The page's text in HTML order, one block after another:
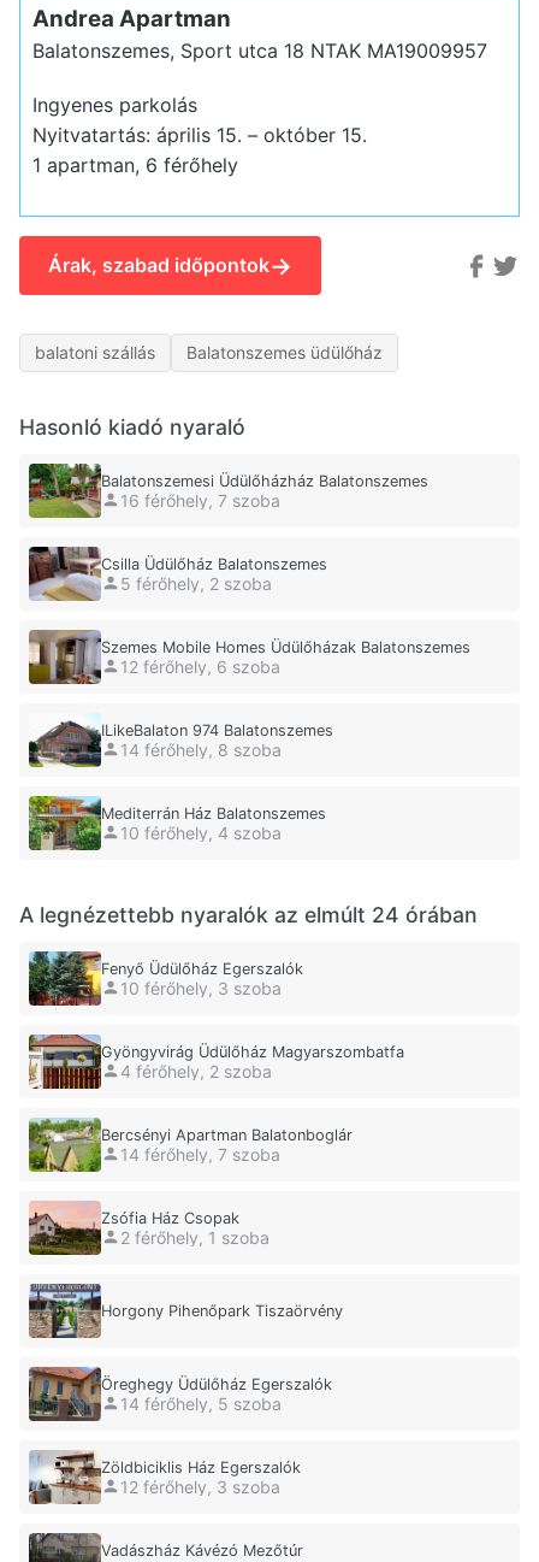
Andrea Apartman
Balatonszemes, Sport utca 18 NTAK MA19009957
Ingyenes parkolás
Nyitvatartás: április 15. – október 15.
1 apartman, 6 férőhely
Árak, szabad időpontok→
balatoni szállás Balatonszemes üdülőház
Hasonló kiadó nyaraló
Balatonszemesi Üdülőházház Balatonszemes
16 férőhely, 7 szoba
Csilla Üdülőház Balatonszemes
5 férőhely, 2 szoba
Szemes Mobile Homes Üdülőházak Balatonszemes
12 férőhely, 6 szoba
ILikeBalaton 974 Balatonszemes
14 férőhely, 8 szoba
Mediterrán Ház Balatonszemes
10 férőhely, 4 szoba
A legnézettebb nyaralók az elmúlt 24 órában
Fenyő Üdülőház Egerszalók
10 férőhely, 3 szoba
Gyöngyvirág Üdülőház Magyarszombatfa
4 férőhely, 2 szoba
Bercsényi Apartman Balatonboglár
14 férőhely, 7 szoba
Zsófia Ház Csopak
2 férőhely, 1 szoba
Horgony Pihenőpark Tiszaörvény
Öreghegy Üdülőház Egerszalók
14 férőhely, 5 szoba
Zöldbiciklis Ház Egerszalók
12 férőhely, 3 szoba
Vadászház Kávézó Mezőtúr